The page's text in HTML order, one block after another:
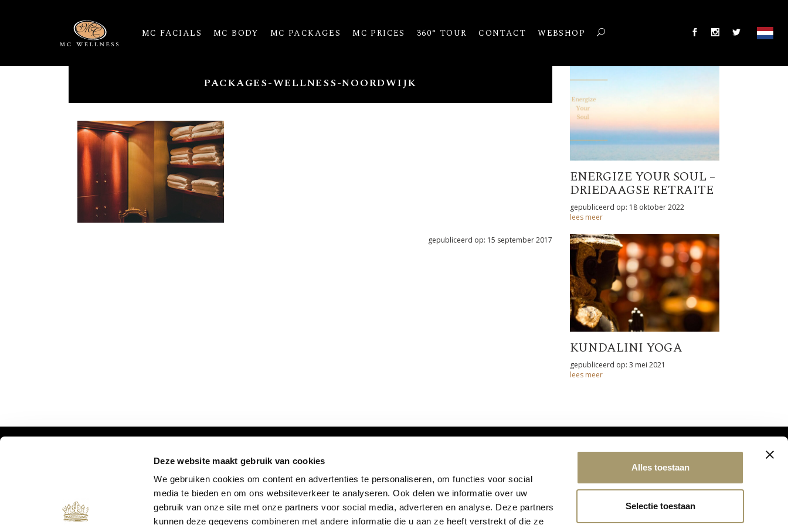
Deze website maakt gebruik van cookies
We gebruiken cookies om content en advertenties te personaliseren, om functies voor social
media te bieden en om ons websiteverkeer te analyseren. Ook delen we informatie over uw
gebruik van onze site met onze partners voor social media, adverteren en analyse. Deze partners
kunnen deze gegevens combineren met andere informatie die u aan ze heeft verstrekt of die ze
Alles toestaan
Selectie toestaan
MC FACIALS MC BODY MC PACKAGES MC PRICES 360° TOUR CONTACT WEBSHOP
PACKAGES-WELLNESS-NOORDWIJK
gepubliceerd op: 15 september 2017
ENERGIZE YOUR SOUL –
DRIEDAAGSE RETRAITE
gepubliceerd op: 18 oktober 2022
lees meer
KUNDALINI YOGA
gepubliceerd op: 3 mei 2021
lees meer